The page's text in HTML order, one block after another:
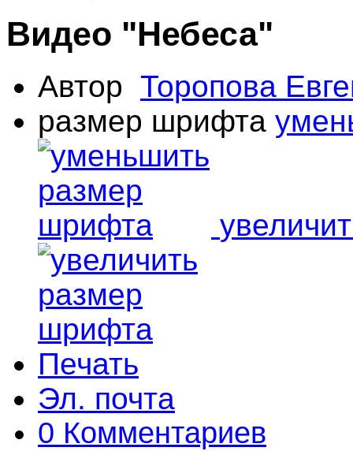
Видео "Небеса"
Автор Торопова
размер шрифта
Печать
Эл. почта
0 Комментариев